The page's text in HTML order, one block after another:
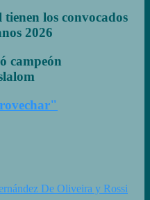
tienen los convocados
2026
campeón